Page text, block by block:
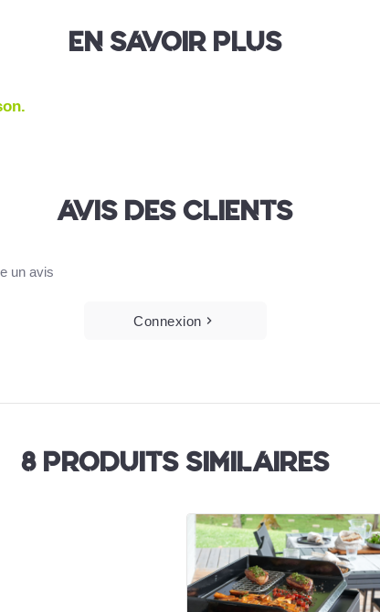
EN SAVOIR PLUS
AVIS DES CLIENTS
un avis
Connexion
8 PRODUITS SIMILAIRES